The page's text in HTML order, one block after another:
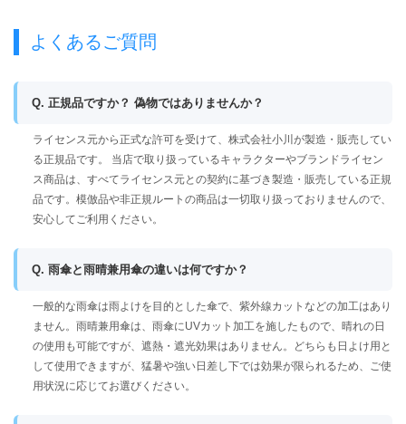
よくあるご質問
Q. 正規品ですか？ 偽物ではありませんか？
ライセンス元から正式な許可を受けて、株式会社小川が製造・販売してい
る正規品です。 当店で取り扱っているキャラクターやブランドライセン
ス商品は、すべてライセンス元との契約に基づき製造・販売している正規
品です。模倣品や非正規ルートの商品は一切取り扱っておりませんので、
安心してご利用ください。
Q. 雨傘と雨晴兼用傘の違いは何ですか？
一般的な雨傘は雨よけを目的とした傘で、紫外線カットなどの加工はあり
ません。雨晴兼用傘は、雨傘にUVカット加工を施したもので、晴れの日
の使用も可能ですが、遮熱・遮光効果はありません。どちらも日よけ用と
して使用できますが、猛暑や強い日差し下では効果が限られるため、ご使
用状況に応じてお選びください。